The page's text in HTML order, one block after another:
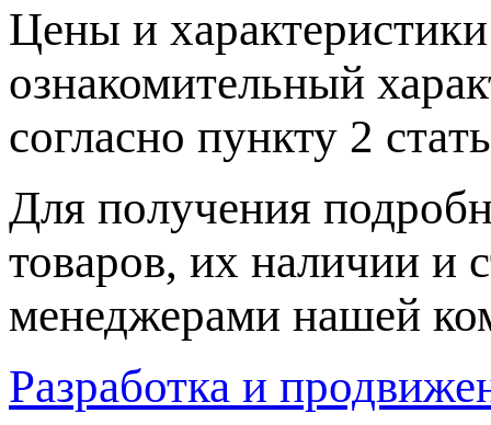
Цeны и
ознакомительный
согласно пункту 2
Для пoлучения
товaров, их нaличии и
менеджерами нашей
Разработка и